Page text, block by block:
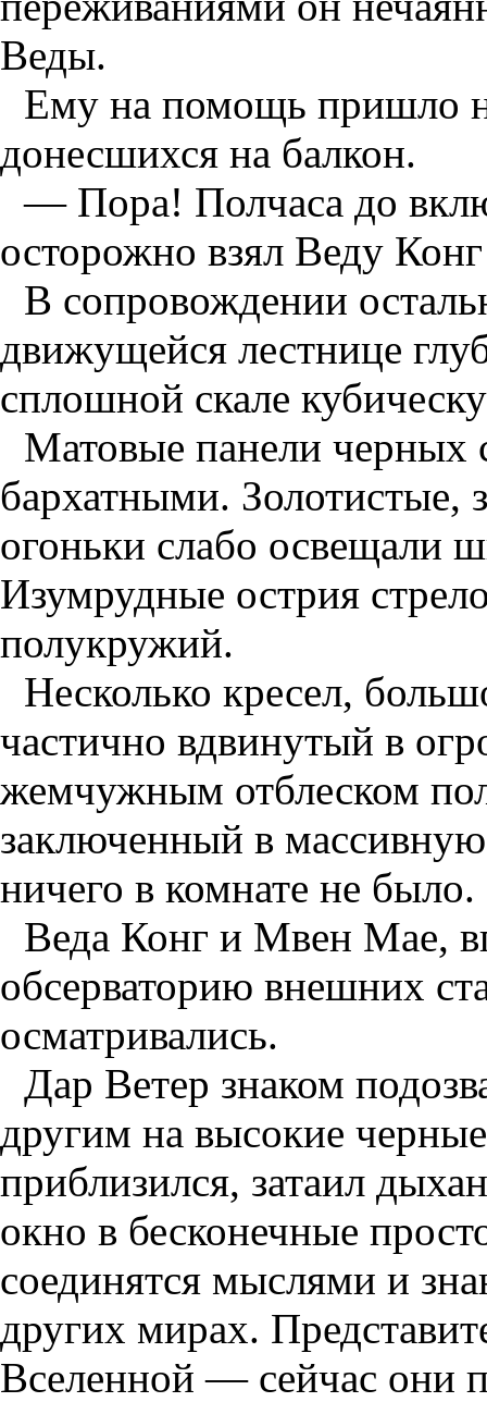
Веды.
Ему на помощь пришло
донесшихся на балкон.
— Пора! Полчаса до
осторожно взял Веду Конг
В сопровождении
движущейся лестнице
сплошной скале
Матовые панели черных
бархатными. Золотистые,
огоньки слабо освещали
Изумрудные острия
полукружий.
Несколько кресел,
частично вдвинутый в
жемчужным отблеском
заключенный в
ничего в комнате не было.
Веда Конг и Мвен Мае,
обсерваторию внешних
осматривались.
Дар Ветер знаком
другим на высокие
приблизился, затаил
окно в бесконечные
соединятся мыслями и
других мирах.
Вселенной — сейчас они